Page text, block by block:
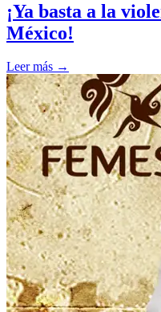
¡Ya basta a la
México!
Leer más →